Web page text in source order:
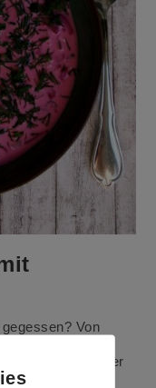
Von
mache neben
Buttermilch oder